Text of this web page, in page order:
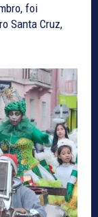
foi
Santa Cruz,